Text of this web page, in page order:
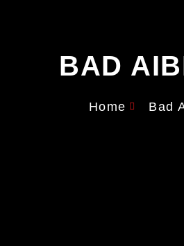
BAD
Home Bad